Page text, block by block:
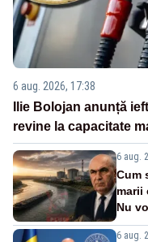
6 aug. 2026, 17:38
Ilie Bolojan anunță
revine la capacitate
6 aug.
Cum
marii
Nu
6 aug.